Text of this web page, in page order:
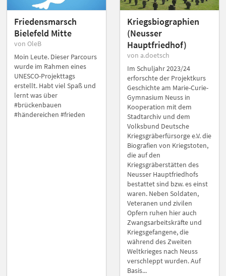
Friedensmarsch
Bielefeld Mitte
von OleB
Moin Leute. Dieser Parcours
wurde im Rahmen eines
UNESCO-Projekttags
erstellt. Habt viel Spaß und
lernt was über
#brückenbauen
#händereichen #frieden
Kriegsbiographien
(Neusser
Hauptfriedhof)
von a.doetsch
Im Schuljahr 2023/24
erforschte der Projektkurs
Geschichte am Marie-Curie-
Gymnasium Neuss in
Kooperation mit dem
Stadtarchiv und dem
Volksbund Deutsche
Kriegsgräberfürsorge e.V. die
Biografien von Kriegstoten,
die auf den
Kriegsgräberstätten des
Neusser Hauptfriedhofs
bestattet sind bzw. es einst
waren. Neben Soldaten,
Veteranen und zivilen
Opfern ruhen hier auch
Zwangsarbeitskräfte und
Kriegsgefangene, die
während des Zweiten
Weltkrieges nach Neuss
verschleppt wurden. Auf
Basis...